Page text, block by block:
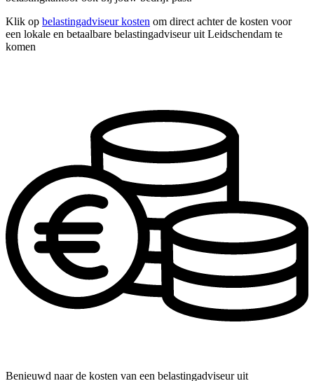
Klik op belastingadviseur kosten om direct achter de kosten voor
een lokale en betaalbare belastingadviseur uit Leidschendam te
komen
Benieuwd naar de kosten van een belastingadviseur uit